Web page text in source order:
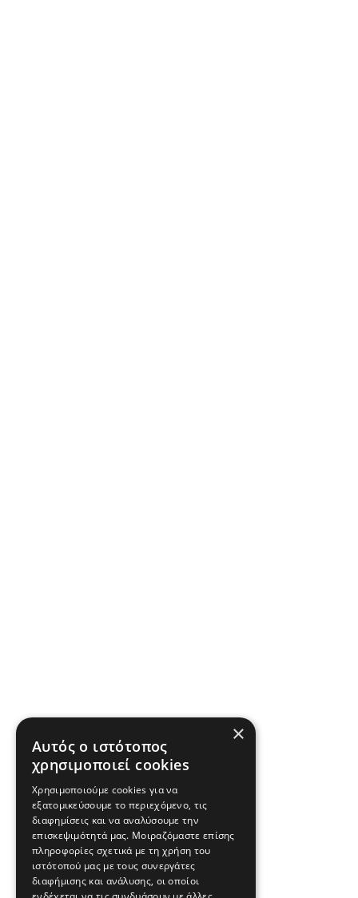
×
Αυτός ο ιστότοπος
χρησιμοποιεί cookies
Χρησιμοποιούμε cookies για να
εξατομικεύσουμε το περιεχόμενο, τις
διαφημίσεις και να αναλύσουμε την
επισκεψιμότητά μας. Μοιραζόμαστε επίσης
πληροφορίες σχετικά με τη χρήση του
ιστότοπού μας με τους συνεργάτες
διαφήμισης και ανάλυσης, οι οποίοι